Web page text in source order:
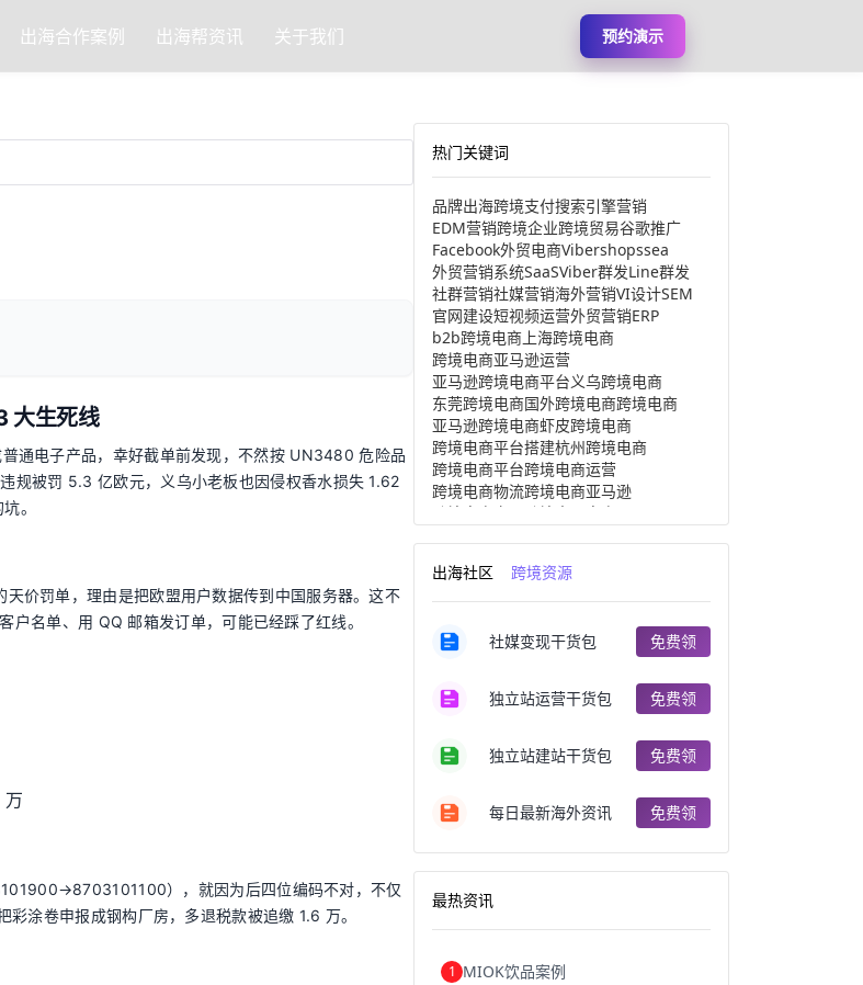
出海合作案例 出海帮资讯 关于我们 预约演示
大生死线
通电子产品，幸好截单前发现，不然按 UN3480 危险品
规被罚 5.3 亿欧元，义乌小老板也因侵权香水损失 1.62
。
价罚单，理由是把欧盟用户数据传到中国服务器。这不
名单、用 QQ 邮箱发订单，可能已经踩了红线。
万
），就因为后四位编码不对，不仅
涂卷申报成钢构厂房，多退税款被追缴 1.6 万。
热门关键词
品牌出海跨境支付搜索引擎营销
EDM营销跨境企业跨境贸易谷歌推广
Facebook外贸电商Vibershopssea
外贸营销系统SaaSViber群发Line群发
社群营销社媒营销海外营销VI设计SEM
官网建设短视频运营外贸营销ERP
b2b跨境电商 上海跨境电商
跨境电商亚马逊运营
亚马逊跨境电商平台义乌跨境电商
东莞跨境电商国外跨境电商跨境电商
亚马逊跨境电商虾皮跨境电商
跨境电商平台搭建杭州跨境电商
跨境电商平台跨境电商运营
跨境电商物流跨境电商亚马逊
跨境电商产品
跨境出口电商
跨境电商分析进口跨境电商
跨境电商服务广州跨境电商
跨境电商注册跨境电商开店
跨境电商商品个人跨境电商
跨境电商案例国内跨境电商
郑州跨境电商跨境电商趋势
阿里跨境电商
跨境电商费用美国跨境电商
跨境电商教程
独立站跨境电商跨境电商独立站
跨境电商erp西安跨境电商
出海社区 跨境资源
社媒变现干货包 免费领
独立站运营干货包 免费领
独立站建站干货包 免费领
每日最新海外资讯 免费领
最热资讯
1 MIOK饮品案例